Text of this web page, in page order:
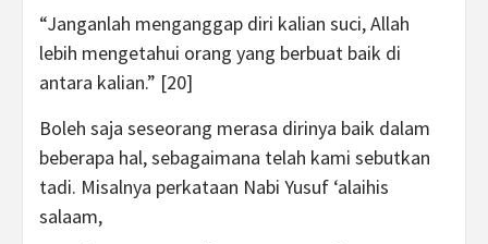
“Janganlah menganggap diri kalian suci, Allah
lebih mengetahui orang yang berbuat baik di
antara kalian.” [20]
Boleh saja seseorang merasa dirinya baik dalam
beberapa hal, sebagaimana telah kami sebutkan
tadi. Misalnya perkataan Nabi Yusuf ‘alaihis
salaam,